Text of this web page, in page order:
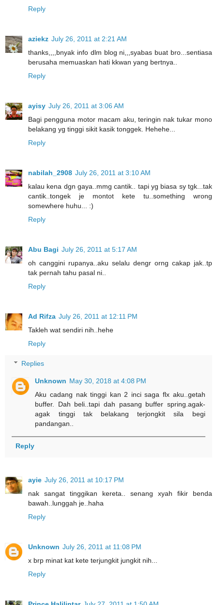
Reply
aziekz July 26, 2011 at 2:21 AM
thanks,,,,bnyak info dlm blog ni,,,syabas buat bro...sentiasa
berusaha memuaskan hati kkwan yang bertnya..
Reply
ayisy July 26, 2011 at 3:06 AM
Bagi pengguna motor macam aku, teringin nak tukar mono
belakang yg tinggi sikit kasik tonggek. Hehehe...
Reply
nabilah_2908 July 26, 2011 at 3:10 AM
kalau kena dgn gaya..mmg cantik.. tapi yg biasa sy tgk...tak
cantik..tongek je montot kete tu..something wrong
somewhere huhu... :)
Reply
Abu Bagi July 26, 2011 at 5:17 AM
oh canggini rupanya..aku selalu dengr orng cakap jak..tp
tak pernah tahu pasal ni..
Reply
Ad Rifza July 26, 2011 at 12:11 PM
Takleh wat sendiri nih..hehe
Reply
Replies
Unknown May 30, 2018 at 4:08 PM
Aku cadang nak tinggi kan 2 inci saga flx aku..getah
buffer. Dah beli..tapi dah pasang buffer spring.agak-
agak tinggi tak belakang terjongkit sila begi
pandangan..
Reply
ayie July 26, 2011 at 10:17 PM
nak sangat tinggikan kereta.. senang xyah fikir benda
bawah..lunggah je..haha
Reply
Unknown July 26, 2011 at 11:08 PM
x brp minat kat kete terjungkit jungkit nih...
Reply